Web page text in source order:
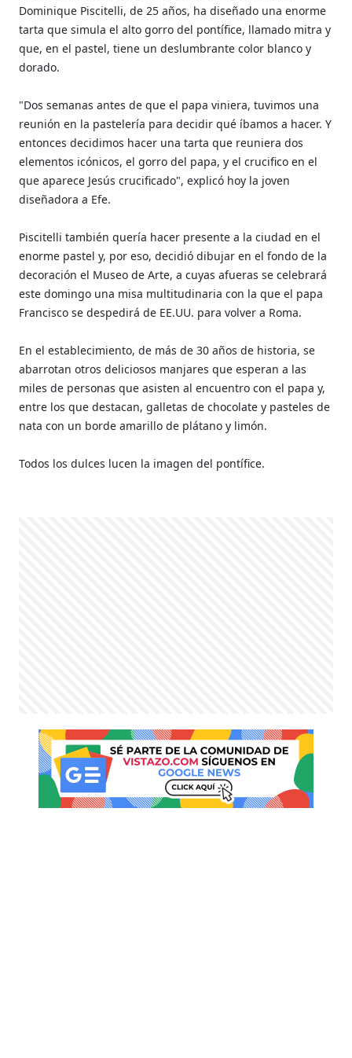
Dominique Piscitelli, de 25 años, ha diseñado una enorme
tarta que simula el alto gorro del pontífice, llamado mitra y
que, en el pastel, tiene un deslumbrante color blanco y
dorado.
"Dos semanas antes de que el papa viniera, tuvimos una
reunión en la pastelería para decidir qué íbamos a hacer. Y
entonces decidimos hacer una tarta que reuniera dos
elementos icónicos, el gorro del papa, y el crucifico en el
que aparece Jesús crucificado", explicó hoy la joven
diseñadora a Efe.
Piscitelli también quería hacer presente a la ciudad en el
enorme pastel y, por eso, decidió dibujar en el fondo de la
decoración el Museo de Arte, a cuyas afueras se celebrará
este domingo una misa multitudinaria con la que el papa
Francisco se despedirá de EE.UU. para volver a Roma.
En el establecimiento, de más de 30 años de historia, se
abarrotan otros deliciosos manjares que esperan a las
miles de personas que asisten al encuentro con el papa y,
entre los que destacan, galletas de chocolate y pasteles de
nata con un borde amarillo de plátano y limón.
Todos los dulces lucen la imagen del pontífice.